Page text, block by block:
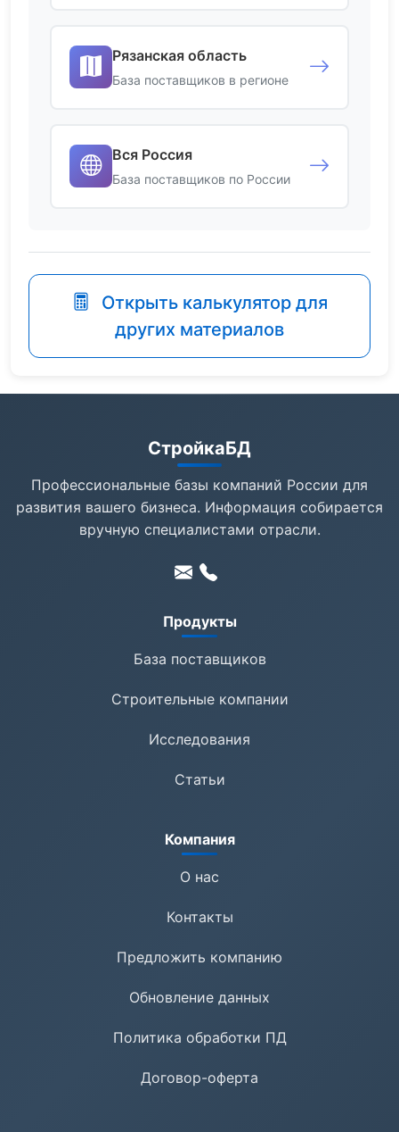
Рязанская область
База поставщиков в регионе
Вся Россия
База поставщиков по России
Открыть калькулятор для
других материалов
СтройкаБД
Профессиональные базы компаний России для
развития вашего бизнеса. Информация собирается
вручную специалистами отрасли.
Продукты
База поставщиков
Строительные компании
Исследования
Статьи
Компания
О нас
Контакты
Предложить компанию
Обновление данных
Политика обработки ПД
Договор-оферта